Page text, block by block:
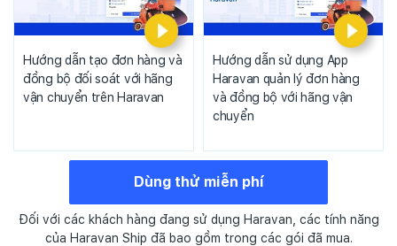
Hướng dẫn tạo đơn hàng và
đồng bộ đối soát với hãng
vận chuyển trên Haravan
Hướng dẫn sử dụng App
Haravan quản lý đơn hàng
và đồng bộ với hãng vận
chuyển
Dùng thử miễn phí
Đối với các khách hàng đang sử dụng Haravan, các tính năng
của Haravan Ship đã bao gồm trong các gói đã mua.